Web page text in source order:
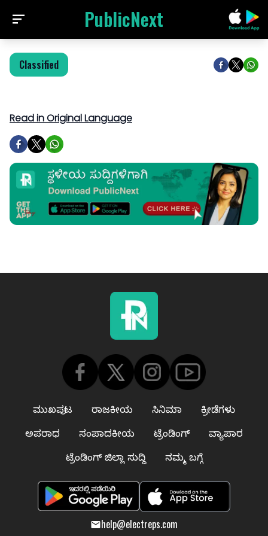
PublicNext
Classified
Read in Original Language
ಮುಖಪುಟ ರಾಜಕೀಯ ಸಿನಿಮಾ
ಕ್ರೀಡೆಗಳು
ಅಪರಾಧ
ಸಂಪಾದಕೀಯ ಟ್ರೆಂಡಿಂಗ್
ವ್ಯಾಪಾರ
ಟ್ರೆಂಡಿಂಗ್ ಜಿಲ್ಲಾ ಸುದ್ದಿ
ನಮ್ಮ ಬಗ್ಗೆ
help@electreps.com